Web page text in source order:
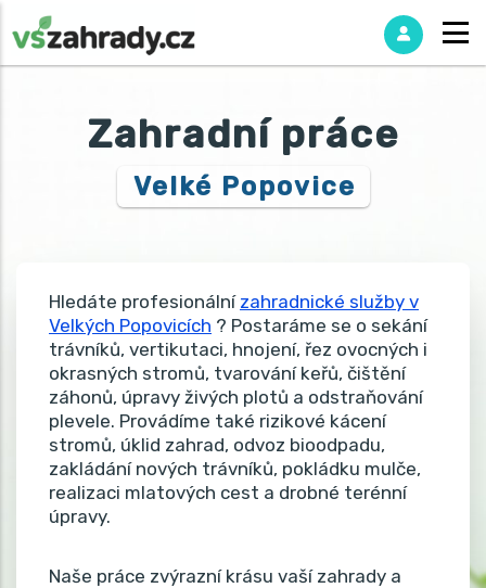
Zahradní práce
Velké Popovice
Hledáte profesionální zahradnické služby v
Velkých Popovicích ? Postaráme se o sekání
trávníků, vertikutaci, hnojení, řez ovocných i
okrasných stromů, tvarování keřů, čištění
záhonů, úpravy živých plotů a odstraňování
plevele. Provádíme také rizikové kácení
stromů, úklid zahrad, odvoz bioodpadu,
zakládání nových trávníků, pokládku mulče,
realizaci mlatových cest a drobné terénní
úpravy.
Naše práce zvýrazní krásu vaší zahrady a